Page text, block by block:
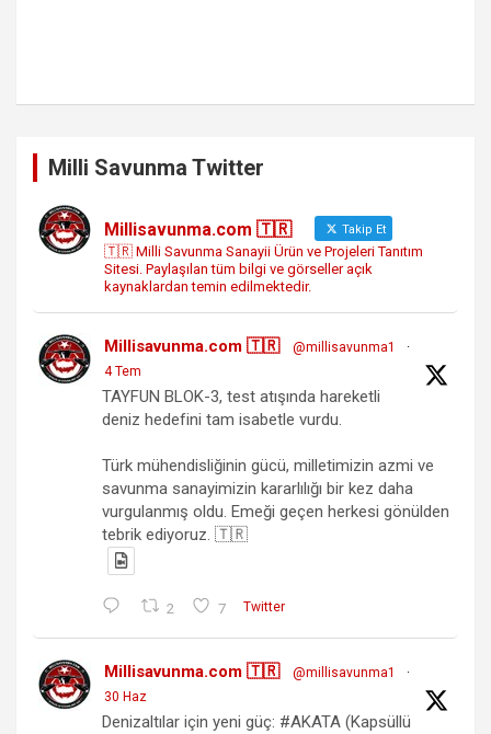
Milli Savunma Twitter
Millisavunma.com 🇹🇷 Takip Et
🇹🇷 Milli Savunma Sanayii Ürün ve Projeleri Tanıtım
Sitesi. Paylaşılan tüm bilgi ve görseller açık
kaynaklardan temin edilmektedir.
Millisavunma.com 🇹🇷 @millisavunma1
·
4 Tem
TAYFUN BLOK-3, test atışında hareketli
deniz hedefini tam isabetle vurdu.
Türk mühendisliğinin gücü, milletimizin azmi ve
savunma sanayimizin kararlılığı bir kez daha
vurgulanmış oldu. Emeği geçen herkesi gönülden
tebrik ediyoruz. 🇹🇷
2 7 Twitter
Millisavunma.com 🇹🇷 @millisavunma1
·
30 Haz
Denizaltılar için yeni güç: #AKATA (Kapsüllü